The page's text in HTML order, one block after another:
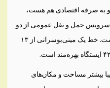
و به صرفه اقتصادی هم هست،
سرویس حمل و نقل عمومی از دو
خط مجزا در جزیره تشکیل شده است. خط یک مینی‌بوسرانی از ۱۳
بیشتر مساحت و مکان‌های